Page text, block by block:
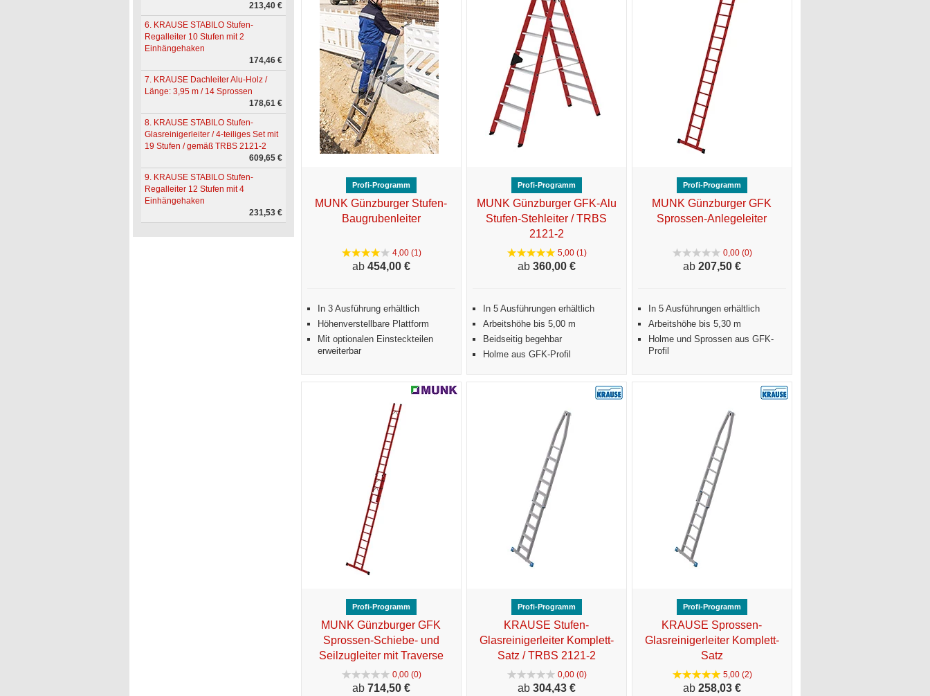
213,40 €
6. KRAUSE STABILO Stufen-
Regalleiter 10 Stufen mit 2
Einhängehaken
174,46 €
7. KRAUSE Dachleiter Alu-Holz /
Länge: 3,95 m / 14 Sprossen
178,61 €
8. KRAUSE STABILO Stufen-
Glasreinigerleiter / 4-teiliges Set mit
19 Stufen / gemäß TRBS 2121-2
609,65 €
9. KRAUSE STABILO Stufen-
Regalleiter 12 Stufen mit 4
Einhängehaken
231,53 €
Profi-Programm
MUNK Günzburger Stufen-
Baugrubenleiter
4,00 (1)
ab454,00 €
In 3 Ausführung erhältlich
Höhenverstellbare Plattform
Mit optionalen Einsteckteilen
erweiterbar
Profi-Programm
MUNK Günzburger GFK-Alu
Stufen-Stehleiter / TRBS
2121-2
5,00 (1)
ab360,00 €
In 5 Ausführungen erhältlich
Arbeitshöhe bis 5,00 m
Beidseitig begehbar
Holme aus GFK-Profil
Profi-Programm
MUNK Günzburger GFK
Sprossen-Anlegeleiter
0,00 (0)
ab207,50 €
In 5 Ausführungen erhältlich
Arbeitshöhe bis 5,30 m
Holme und Sprossen aus GFK-
Profil
Profi-Programm
MUNK Günzburger GFK
Sprossen-Schiebe- und
Seilzugleiter mit Traverse
0,00 (0)
ab714,50 €
Profi-Programm
KRAUSE Stufen-
Glasreinigerleiter Komplett-
Satz / TRBS 2121-2
0,00 (0)
ab304,43 €
Profi-Programm
KRAUSE Sprossen-
Glasreinigerleiter Komplett-
Satz
5,00 (2)
ab258,03 €